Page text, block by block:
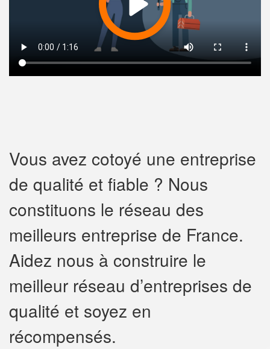
Vous avez cotoyé une entreprise
de qualité et fiable ? Nous
constituons le réseau des
meilleurs entreprise de France.
Aidez nous à construire le
meilleur réseau d’entreprises de
qualité et soyez en
récompensés.